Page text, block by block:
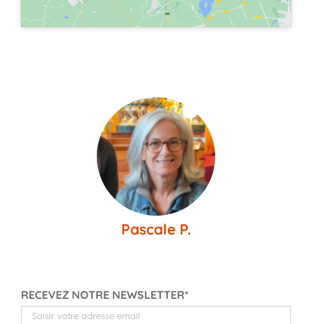
Pascale P.
RECEVEZ NOTRE NEWSLETTER*